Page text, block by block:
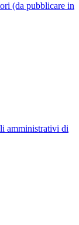
(da pubblicare in
amministrativi di